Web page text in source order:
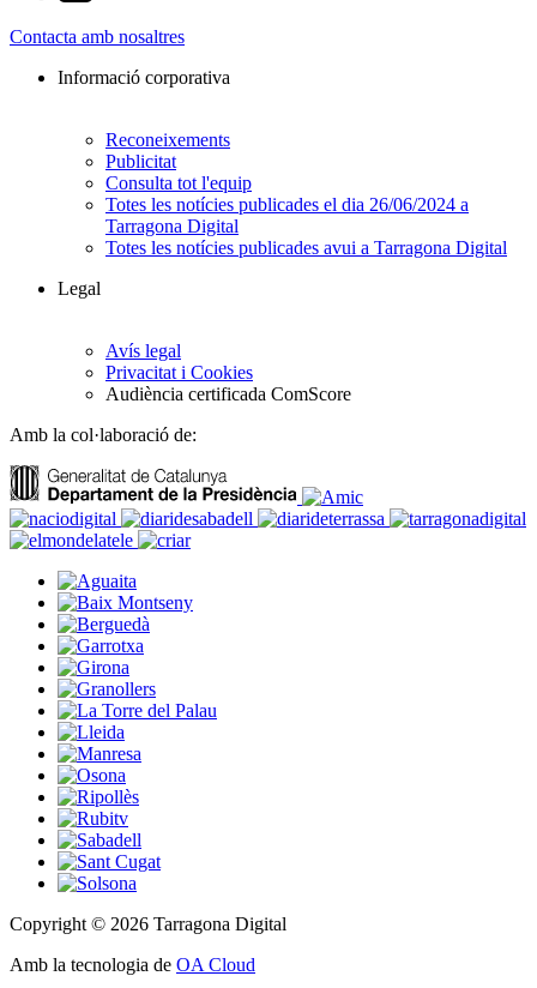
Contacta amb nosaltres
Informació corporativa
Reconeixements
Publicitat
Consulta tot l'equip
Totes les notícies publicades el dia 26/06/2024 a
Tarragona Digital
Totes les notícies publicades avui a Tarragona Digital
Legal
Avís legal
Privacitat i Cookies
Audiència certificada ComScore
Amb la col·laboració de:
Copyright © 2026 Tarragona Digital
Amb la tecnologia de OA Cloud